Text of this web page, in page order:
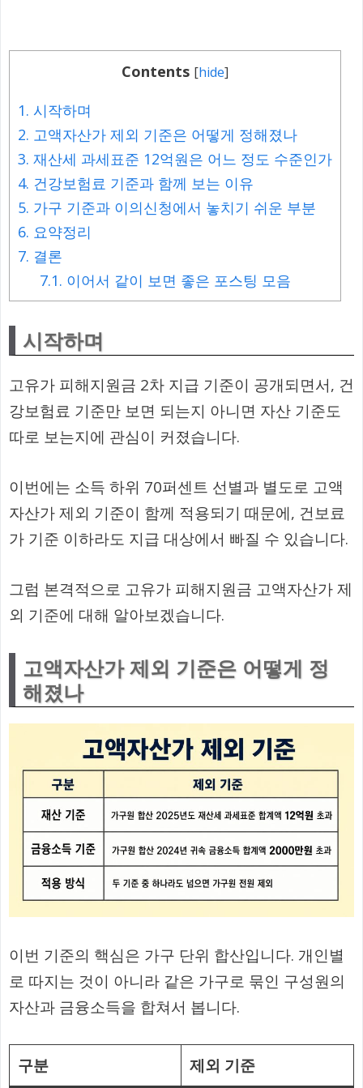
Contents [hide]
1. 시작하며
2. 고액자산가 제외 기준은 어떻게 정해졌나
3. 재산세 과세표준 12억원은 어느 정도 수준인가
4. 건강보험료 기준과 함께 보는 이유
5. 가구 기준과 이의신청에서 놓치기 쉬운 부분
6. 요약정리
7. 결론
7.1. 이어서 같이 보면 좋은 포스팅 모음
시작하며
고유가 피해지원금 2차 지급 기준이 공개되면서, 건
강보험료 기준만 보면 되는지 아니면 자산 기준도
따로 보는지에 관심이 커졌습니다.
이번에는 소득 하위 70퍼센트 선별과 별도로 고액
자산가 제외 기준이 함께 적용되기 때문에, 건보료
가 기준 이하라도 지급 대상에서 빠질 수 있습니다.
그럼 본격적으로 고유가 피해지원금 고액자산가 제
외 기준에 대해 알아보겠습니다.
고액자산가 제외 기준은 어떻게 정
해졌나
이번 기준의 핵심은 가구 단위 합산입니다. 개인별
로 따지는 것이 아니라 같은 가구로 묶인 구성원의
자산과 금융소득을 합쳐서 봅니다.
구분 제외 기준